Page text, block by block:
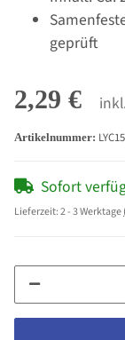
geprüft
2,29 €
Artikelnummer: LYC15
Sofort
Lieferzeit:2 - 3 Werktage